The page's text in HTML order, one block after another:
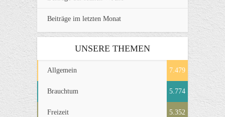
Beiträge im letzten Monat
UNSERE THEMEN
Allgemein 7.479
Brauchtum 5.774
Freizeit 5.352